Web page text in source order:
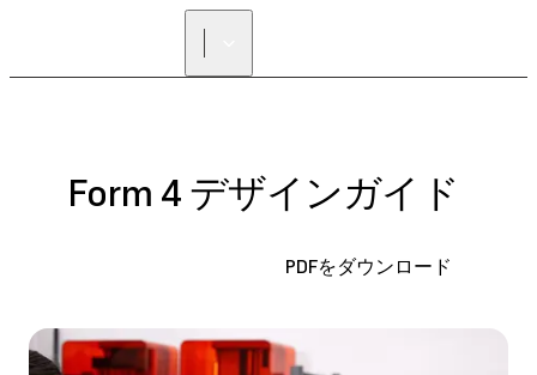
Form 4 デザインガイド
PDFをダウンロード